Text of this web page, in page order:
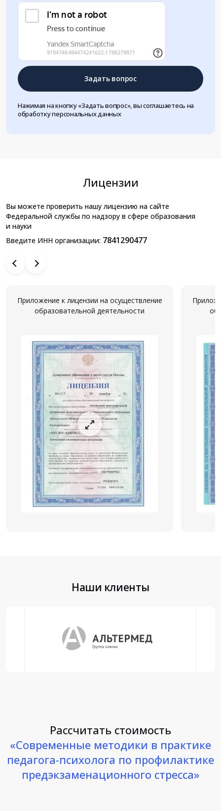
Задать вопрос
Нажимая на кнопку «Задать вопрос», вы соглашаетесь на
обработку персональных данных
Лицензии
Вы можете проверить нашу лицензию на сайте
Федеральной службы по надзору в сфере образования
и науки
Введите ИНН организации: 7841290477
Приложение к лицензии на осуществление
образовательной деятельности
Наши клиенты
Рассчитать стоимость
«Современные методики в практике
педагога-психолога по профилактике
предэкзаменационного стресса»